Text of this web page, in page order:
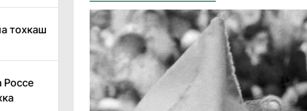
тохкаш
Россе